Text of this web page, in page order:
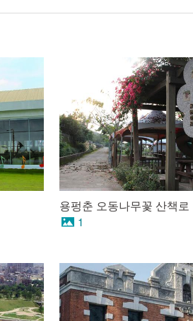
용펑춘 오동나무꽃 산책로
1